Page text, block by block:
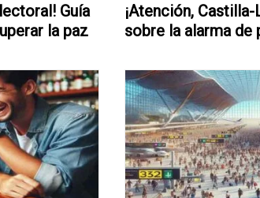
Guía
la paz
¡Atención,
sobre la alarma de